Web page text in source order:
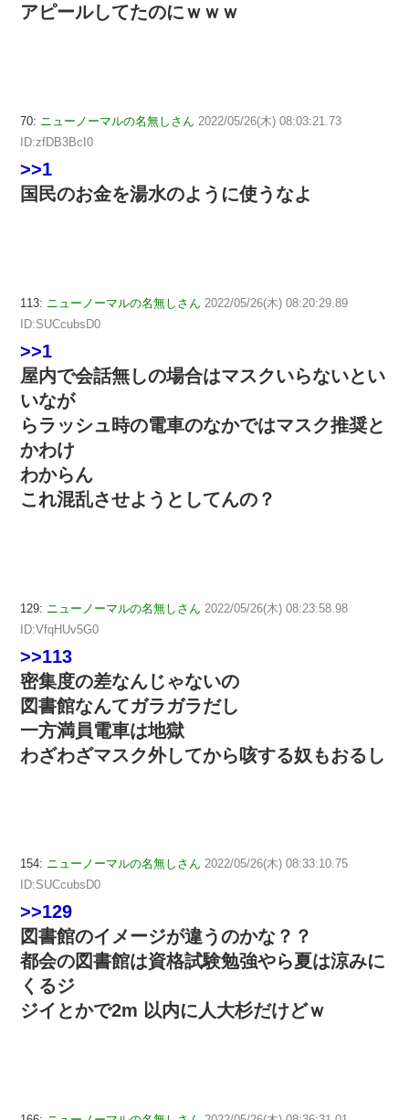
アピールしてたのにｗｗｗ
70: ニューノーマルの名無しさん 2022/05/26(木) 08:03:21.73
ID:zfDB3BcI0
>>1
国民のお金を湯水のように使うなよ
113: ニューノーマルの名無しさん 2022/05/26(木) 08:20:29.89
ID:SUCcubsD0
>>1
屋内で会話無しの場合はマスクいらないとい
いなが
らラッシュ時の電車のなかではマスク推奨と
かわけ
わからん
これ混乱させようとしてんの？
129: ニューノーマルの名無しさん 2022/05/26(木) 08:23:58.98
ID:VfqHUv5G0
>>113
密集度の差なんじゃないの
図書館なんてガラガラだし
一方満員電車は地獄
わざわざマスク外してから咳する奴もおるし
154: ニューノーマルの名無しさん 2022/05/26(木) 08:33:10.75
ID:SUCcubsD0
>>129
図書館のイメージが違うのかな？？
都会の図書館は資格試験勉強やら夏は涼みに
くるジ
ジイとかで2m 以内に人大杉だけどｗ